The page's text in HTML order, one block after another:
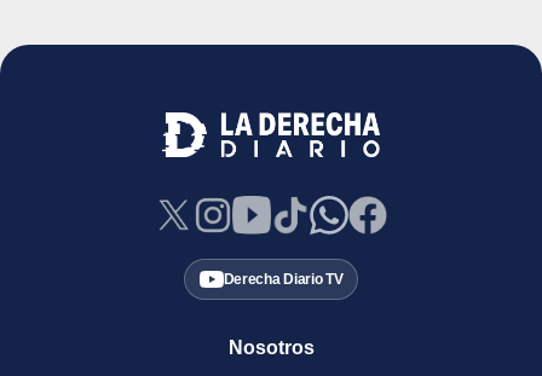
Derecha Diario TV
Nosotros